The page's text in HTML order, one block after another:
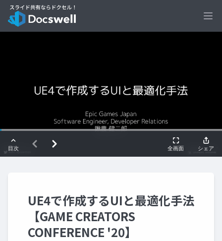
UE4で作成するUIと最適化手法
【GAME CREATORS
CONFERENCE '20】